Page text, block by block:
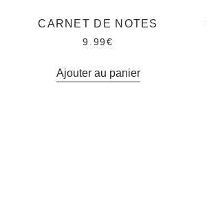
CARNET DE NOTES
9.99 €
Ajouter au panier